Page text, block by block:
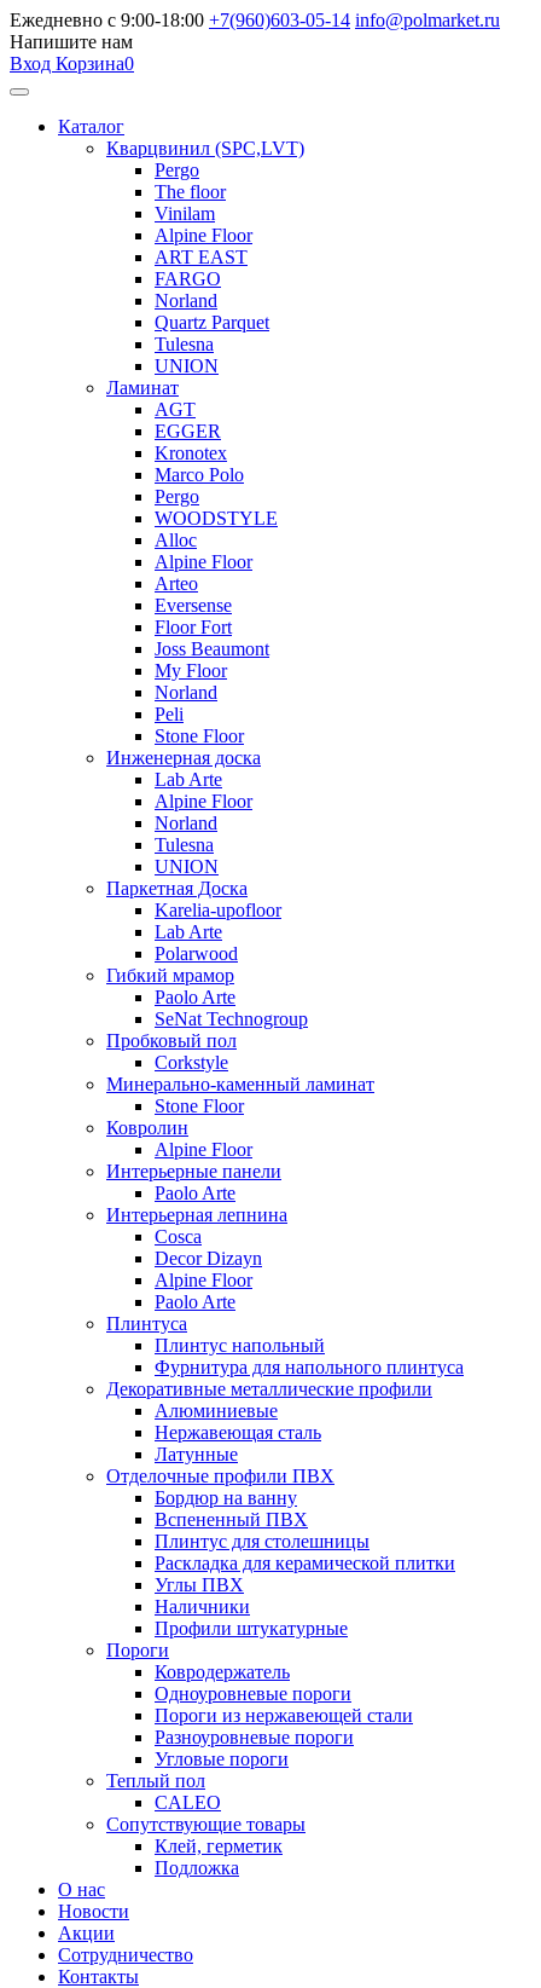
Ежедневно с 9:00-18:00 +7(960)603-05-14 info@polmarket.ru
Напишите нам
Вход Корзина0
Каталог
Кварцвинил (SPC,LVT)
Pergo
The floor
Vinilam
Alpine Floor
ART EAST
FARGO
Norland
Quartz Parquet
Tulesna
UNION
Ламинат
AGT
EGGER
Kronotex
Marco Polo
Pergo
WOODSTYLE
Alloc
Alpine Floor
Arteo
Eversense
Floor Fort
Joss Beaumont
My Floor
Norland
Peli
Stone Floor
Инженерная доска
Lab Arte
Alpine Floor
Norland
Tulesna
UNION
Паркетная Доска
Karelia-upofloor
Lab Arte
Polarwood
Гибкий мрамор
Paolo Arte
SeNat Technogroup
Пробковый пол
Corkstyle
Минерально-каменный ламинат
Stone Floor
Ковролин
Alpine Floor
Интерьерные панели
Paolo Arte
Интерьерная лепнина
Cosca
Decor Dizayn
Alpine Floor
Paolo Arte
Плинтуса
Плинтус напольный
Фурнитура для напольного плинтуса
Декоративные металлические профили
Алюминиевые
Нержавеющая сталь
Латунные
Отделочные профили ПВХ
Бордюр на ванну
Вспененный ПВХ
Плинтус для столешницы
Раскладка для керамической плитки
Углы ПВХ
Наличники
Профили штукатурные
Пороги
Ковродержатель
Одноуровневые пороги
Пороги из нержавеющей стали
Разноуровневые пороги
Угловые пороги
Теплый пол
CALEO
Сопутствующие товары
Клей, герметик
Подложка
О нас
Новости
Акции
Сотрудничество
Контакты